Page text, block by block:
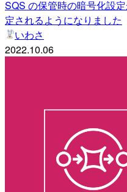
SQS の保管時の暗号化設
定されるようになりました
いわさ
2022.10.06